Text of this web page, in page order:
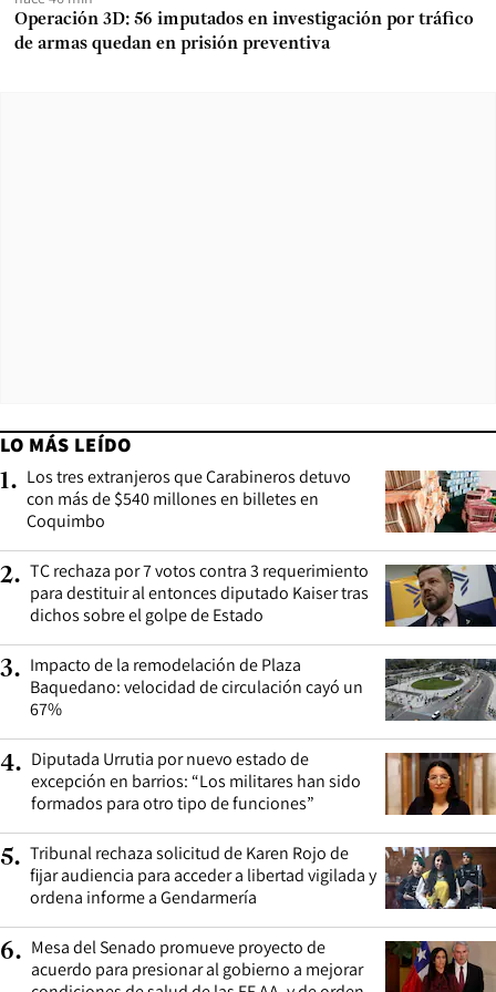
Operación 3D: 56 imputados en investigación por tráfico
de armas quedan en prisión preventiva
LO MÁS LEÍDO
1. Los tres extranjeros que Carabineros detuvo
con más de $540 millones en billetes en
Coquimbo
2. TC rechaza por 7 votos contra 3 requerimiento
para destituir al entonces diputado Kaiser tras
dichos sobre el golpe de Estado
3. Impacto de la remodelación de Plaza
Baquedano: velocidad de circulación cayó un
67%
4. Diputada Urrutia por nuevo estado de
excepción en barrios: “Los militares han sido
formados para otro tipo de funciones”
5. Tribunal rechaza solicitud de Karen Rojo de
fijar audiencia para acceder a libertad vigilada y
ordena informe a Gendarmería
6. Mesa del Senado promueve proyecto de
acuerdo para presionar al gobierno a mejorar